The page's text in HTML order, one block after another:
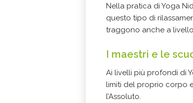
Nella pratica di Yoga
questo tipo di
traggono anche a
I maestri e le
Ai livelli più profondi di
limiti del proprio corpo
l’Assoluto.